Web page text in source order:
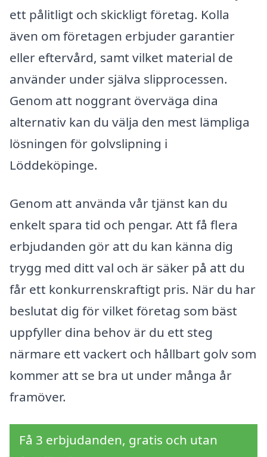
ett pålitligt och skickligt företag. Kolla
även om företagen erbjuder garantier
eller eftervård, samt vilket material de
använder under själva slipprocessen.
Genom att noggrant överväga dina
alternativ kan du välja den mest lämpliga
lösningen för golvslipning i
Löddeköpinge.
Genom att använda vår tjänst kan du
enkelt spara tid och pengar. Att få flera
erbjudanden gör att du kan känna dig
trygg med ditt val och är säker på att du
får ett konkurrenskraftigt pris. När du har
beslutat dig för vilket företag som bäst
uppfyller dina behov är du ett steg
närmare ett vackert och hållbart golv som
kommer att se bra ut under många år
framöver.
Få 3 erbjudanden, gratis och utan